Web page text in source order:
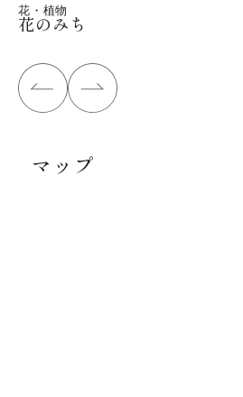
花・植物
花のみち
マップ